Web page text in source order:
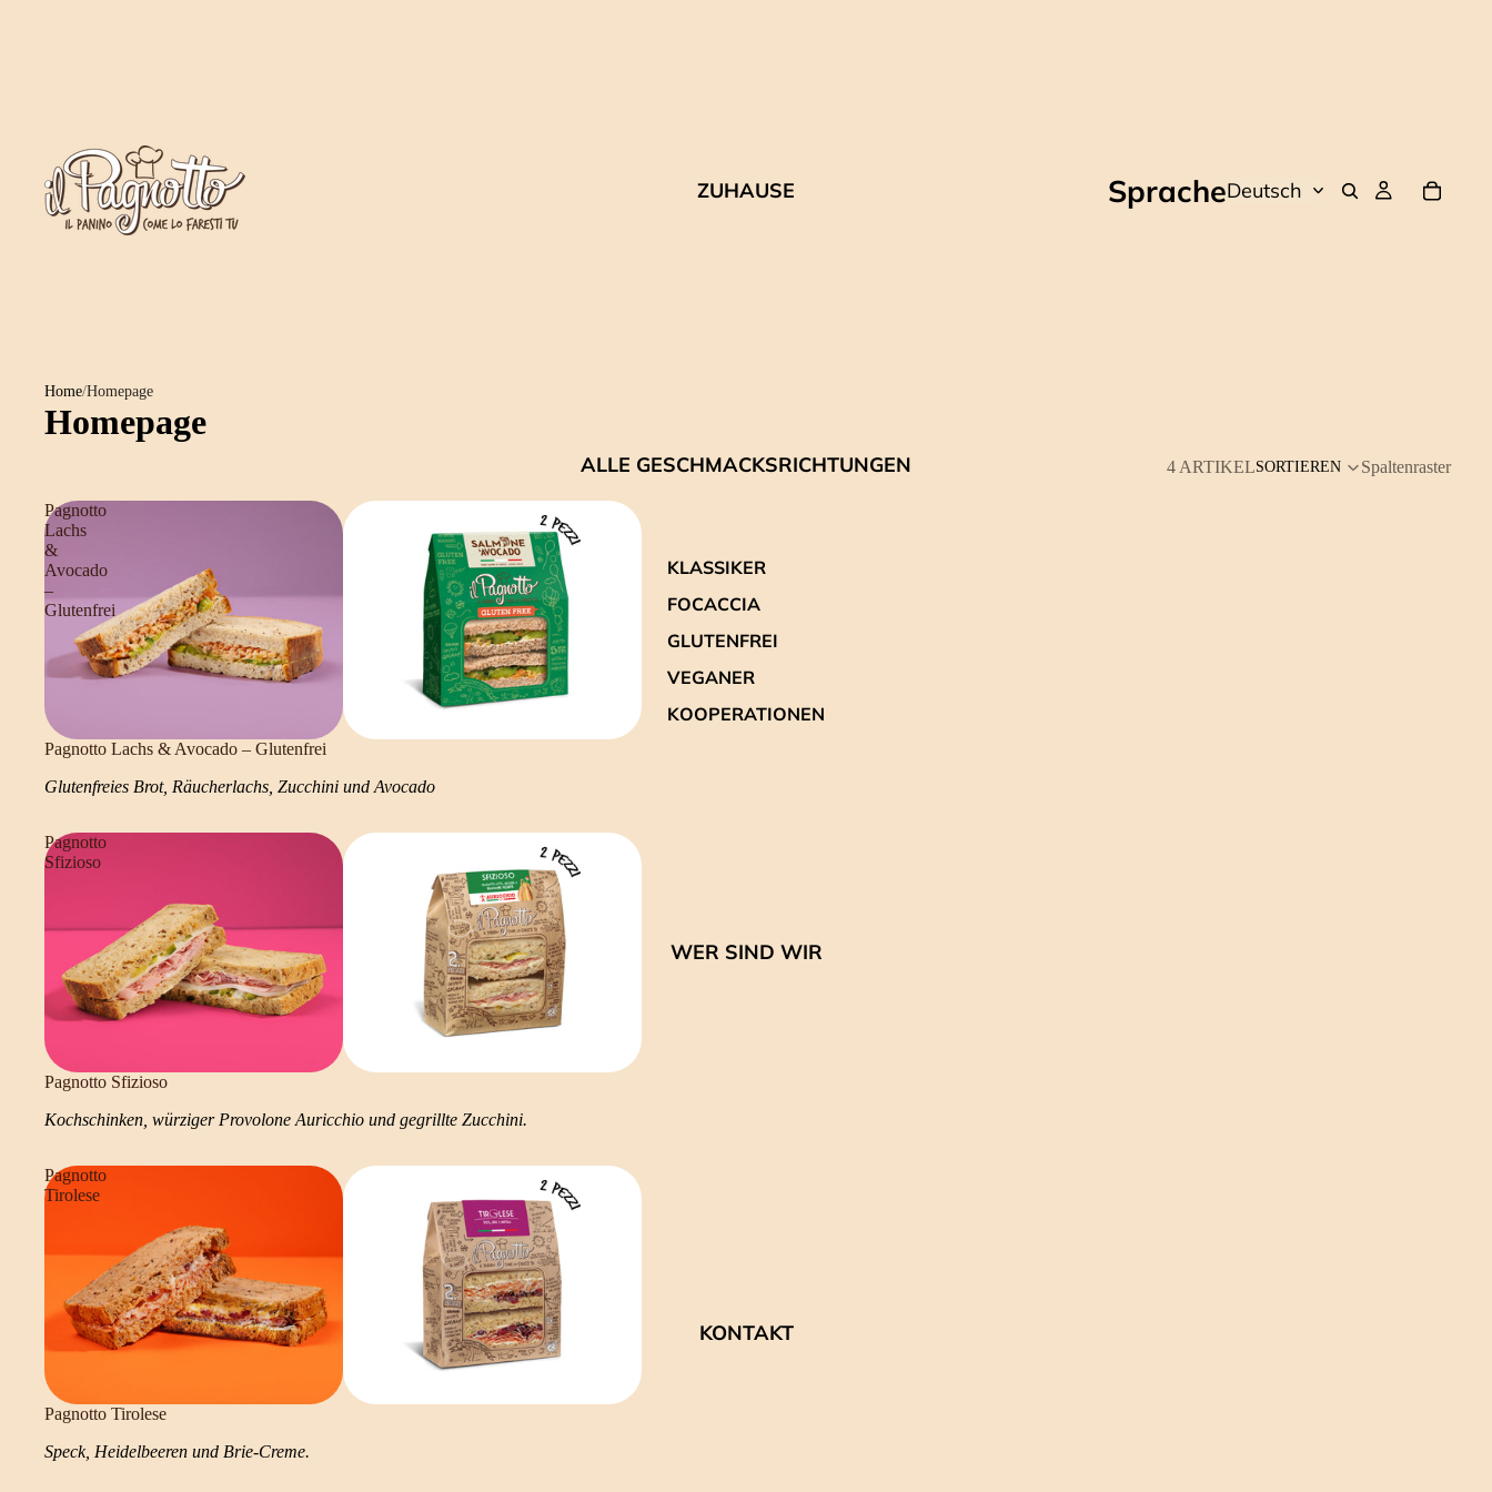
ZUHAUSE
ALLE GESCHMACKSRICHTUNGEN
KLASSIKER
FOCACCIA
GLUTENFREI
VEGANER
KOOPERATIONEN
WER SIND WIR
KONTAKT
Sprache
Home/Homepage
Homepage
4 ARTIKELSORTIEREN Spaltenraster
Pagnotto
Lachs
&
Avocado
–
Glutenfrei
Pagnotto Lachs & Avocado – Glutenfrei
Glutenfreies Brot, Räucherlachs, Zucchini und Avocado
Pagnotto
Sfizioso
Pagnotto Sfizioso
Kochschinken, würziger Provolone Auricchio und gegrillte Zucchini.
Pagnotto
Tirolese
Pagnotto Tirolese
Speck, Heidelbeeren und Brie-Creme.